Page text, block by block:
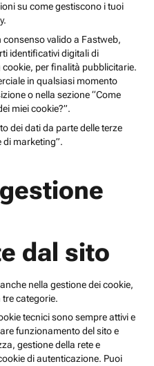
su come gestiscono i tuoi
valido a Fastweb,
identificativi digitali di
per finalità pubblicitarie.
in qualsiasi momento
o nella sezione “Come
miei cookie?”.
dei dati da parte delle terze
di marketing”.
dal sito
nella gestione dei cookie,
categorie.
tecnici sono sempre attivi e
funzionamento del sito e
gestione della rete e
di autenticazione. Puoi